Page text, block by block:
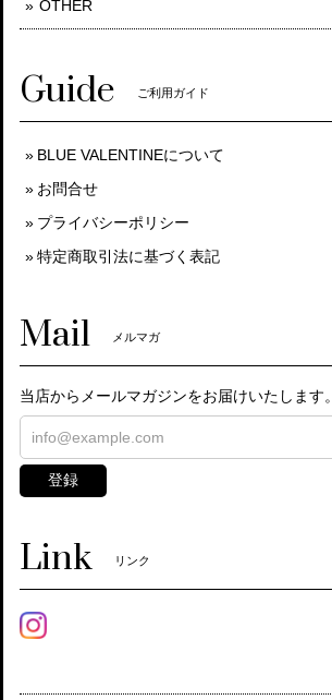
OTHER
Guide ご利用ガイド
BLUE VALENTINEについて
お問合せ
プライバシーポリシー
特定商取引法に基づく表記
Mail メルマガ
当店からメールマガジンをお届けいたします。
登録
Link リンク